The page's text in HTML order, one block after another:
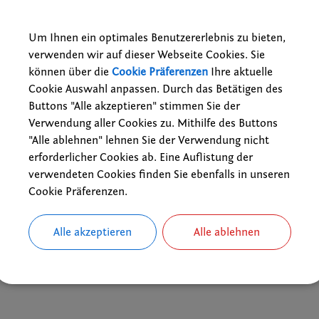
Egerhof
Kolpingsfamilie Bubenreuth
Termine der Bubenreuther Vereine, Gruppen und kirchlichen
der musikalischen Gruppen
Termin als VCS-Kalenderdatei downloaden
Termin als iCal-Kalenderdatei downloaden
Um Ihnen ein optimales Benutzererlebnis zu bieten,
verwenden wir auf dieser Webseite Cookies. Sie
können über die Cookie PräferenzenIhre aktuelle
Cookie Auswahl anpassen. Durch das Betätigen des
Buttons "Alle akzeptieren" stimmen Sie der
Verwendung aller Cookies zu. Mithilfe des Buttons
"Alle ablehnen" lehnen Sie der Verwendung nicht
erforderlicher Cookies ab. Eine Auflistung der
verwendeten Cookies finden Sie ebenfalls in unseren
Cookie Präferenzen.
Alle akzeptieren Alle ablehnen